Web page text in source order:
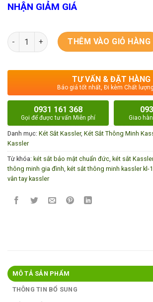
NHẬN GIẢM GIÁ
Két Sắt Thông Minh Kassler KL-100LS6
THÊM VÀO GIỎ HÀNG
TƯ VẤN & ĐẶT HÀNG
Báo giá tốt nhất, Đi kèm Chất
0931 161 368
Gọi để được tư vấn Miễn phí Giao
Danh mục: Két Sắt Kassler, Két Sắt Thông Minh
Kassler
Từ khóa: két sắt bảo mật chuẩn đức, két sắt
thông minh gia đình, két sắt thông minh kassler kl-
vân tay kassler
MÔ TẢ SẢN PHẨM
THÔNG TIN BỔ SUNG